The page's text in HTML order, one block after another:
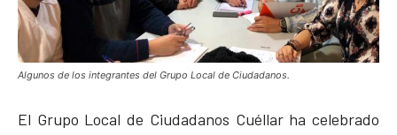
Algunos de los integrantes del Grupo Local de Ciudadanos.
El Grupo Local de Ciudadanos Cuéllar ha celebrado